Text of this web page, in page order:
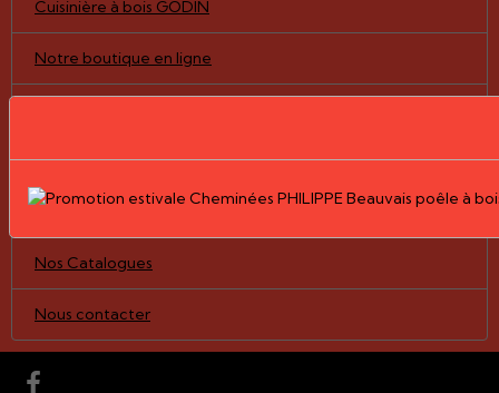
Cuisinière à bois GODIN
Notre boutique en ligne
Nos Réalisations
Le Groupe PHILIPPE
Nos Catalogues
Nous contacter